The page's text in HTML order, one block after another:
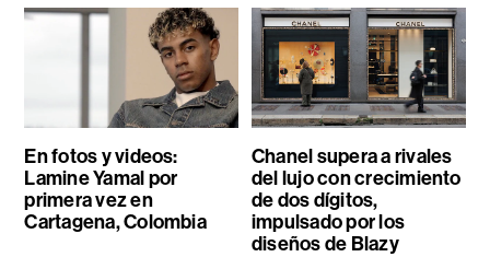
En fotos y videos:
Lamine Yamal por
primera vez en
Cartagena, Colombia
Chanel supera a rivales
del lujo con crecimiento
de dos dígitos,
impulsado por los
diseños de Blazy